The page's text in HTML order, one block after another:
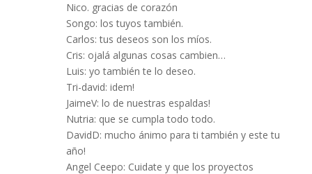
Nico. gracias de corazón
Songo: los tuyos también.
Carlos: tus deseos son los míos.
Cris: ojalá algunas cosas cambien…
Luis: yo también te lo deseo.
Tri-david: idem!
JaimeV: lo de nuestras espaldas!
Nutria: que se cumpla todo todo.
DavidD: mucho ánimo para ti también y este tu
año!
Angel Ceepo: Cuidate y que los proyectos